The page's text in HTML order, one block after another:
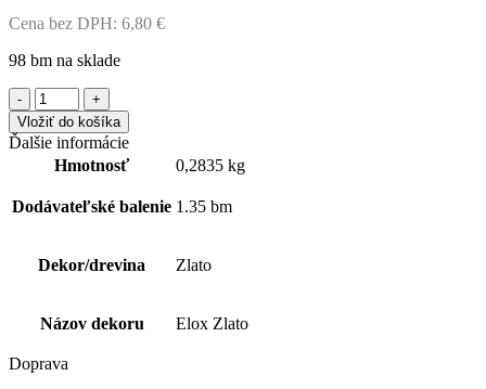
Cena bez DPH: 6,80 €
98 bm na sklade
množstvo
Profil
AL
schodový
"L"
mm,
02,
samolepiaci,
Cezar
Vložiť do košíka
Ďalšie informácie
Hmotnosť
0,2835 kg
Dodávateľské balenie 1.35 bm
Dekor/drevina Zlato
Názov dekoru Elox Zlato
Doprava